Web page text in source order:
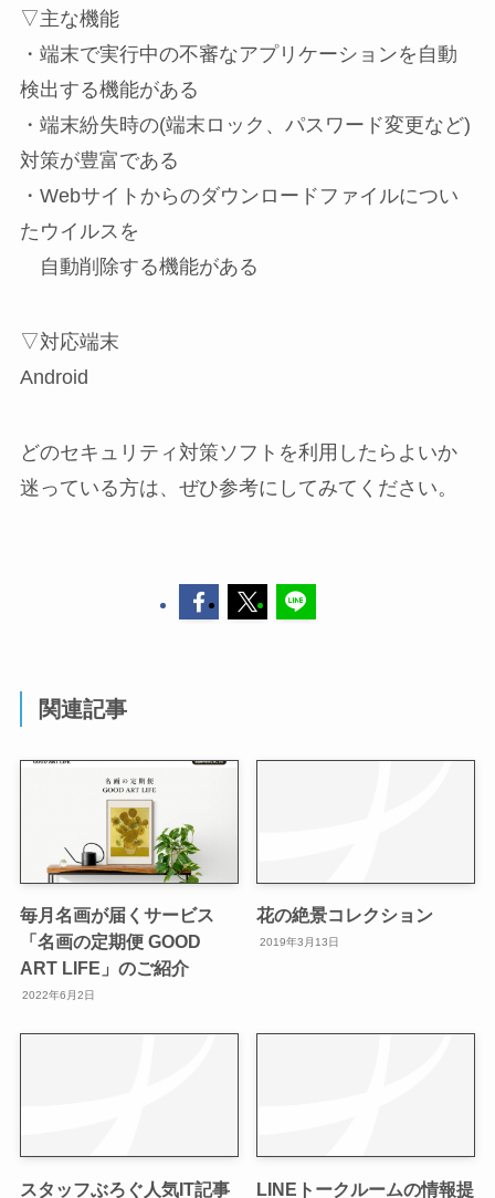
▽主な機能
・端末で実行中の不審なアプリケーションを自動
検出する機能がある
・端末紛失時の(端末ロック、パスワード変更など)
対策が豊富である
・Webサイトからのダウンロードファイルについ
たウイルスを
自動削除する機能がある
▽対応端末
Android
どのセキュリティ対策ソフトを利用したらよいか
迷っている方は、ぜひ参考にしてみてください。
関連記事
毎月名画が届くサービス
「名画の定期便 GOOD
ART LIFE」のご紹介
2022年6月2日
花の絶景コレクション
2019年3月13日
スタッフぶろぐ人気IT記事 LINEトークルームの情報提